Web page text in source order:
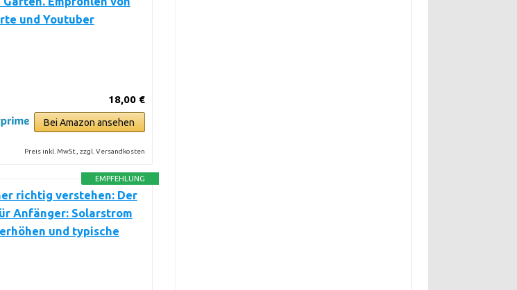
und Youtuber
18,00 €
Bei Amazon ansehen
Preis inkl. MwSt., zzgl. Versandkosten
EMPFEHLUNG
richtig verstehen: Der
Anfänger: Solarstrom
und typische